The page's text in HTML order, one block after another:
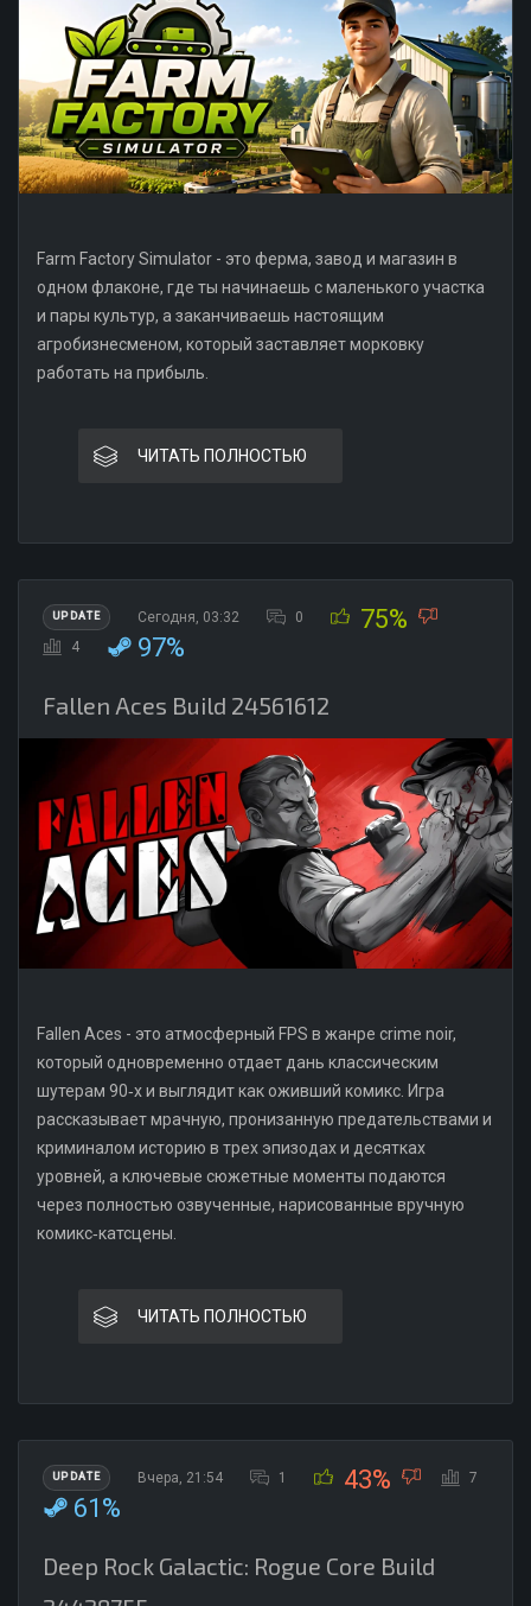
Farm Factory Simulator - это ферма, завод и магазин в
одном флаконе, где ты начинаешь с маленького участка
и пары культур, а заканчиваешь настоящим
агробизнесменом, который заставляет морковку
работать на прибыль.
ЧИТАТЬ ПОЛНОСТЬЮ
UPDATE Сегодня, 03:32 0 75%
4 97%
Fallen Aces Build 24561612
Fallen Aces - это атмосферный FPS в жанре crime noir,
который одновременно отдает дань классическим
шутерам 90‑х и выглядит как оживший комикс. Игра
рассказывает мрачную, пронизанную предательствами и
криминалом историю в трех эпизодах и десятках
уровней, а ключевые сюжетные моменты подаются
через полностью озвученные, нарисованные вручную
комикс‑катсцены.
ЧИТАТЬ ПОЛНОСТЬЮ
UPDATE Вчера, 21:54 1 43% 7
61%
Deep Rock Galactic: Rogue Core Build